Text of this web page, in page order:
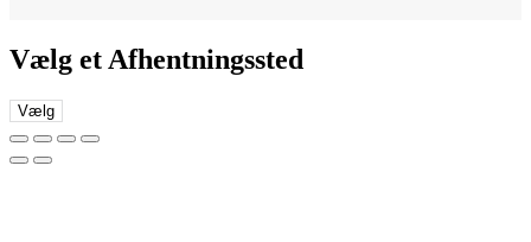
Vælg et Afhentningssted
Vælg